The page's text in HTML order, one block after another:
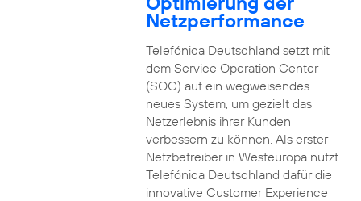
Netzperformance
Telefónica Deutschland setzt mit
dem Service Operation Center
(SOC) auf ein wegweisendes
neues System, um gezielt das
Netzerlebnis ihrer Kunden
verbessern zu können. Als erster
Netzbetreiber in Westeuropa nutzt
Telefónica Deutschland dafür die
innovative Customer Experience